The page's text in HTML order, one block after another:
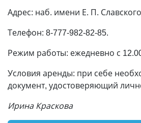
Адрес: наб. имени Е. П.
Телефон: 8-777-982-82-85.
Режим работы: ежедневно с
Условия аренды: при себе
документ, удостоверяющий
Ирина Краскова